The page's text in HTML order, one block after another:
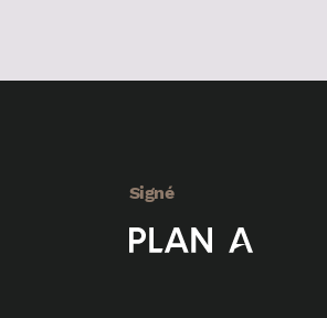
Signé